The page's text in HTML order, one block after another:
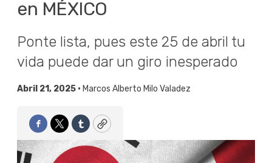
en MÉXICO
Ponte lista, pues este 25 de abril tu
vida puede dar un giro inesperado
Abril 21, 2025 • Marcos Alberto Milo Valadez
Facebook
TwitterTumblrCopy